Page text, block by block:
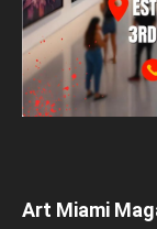
Art Miami